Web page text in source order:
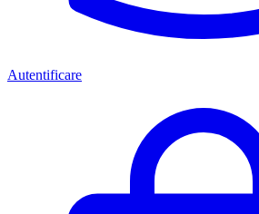
Autentificare